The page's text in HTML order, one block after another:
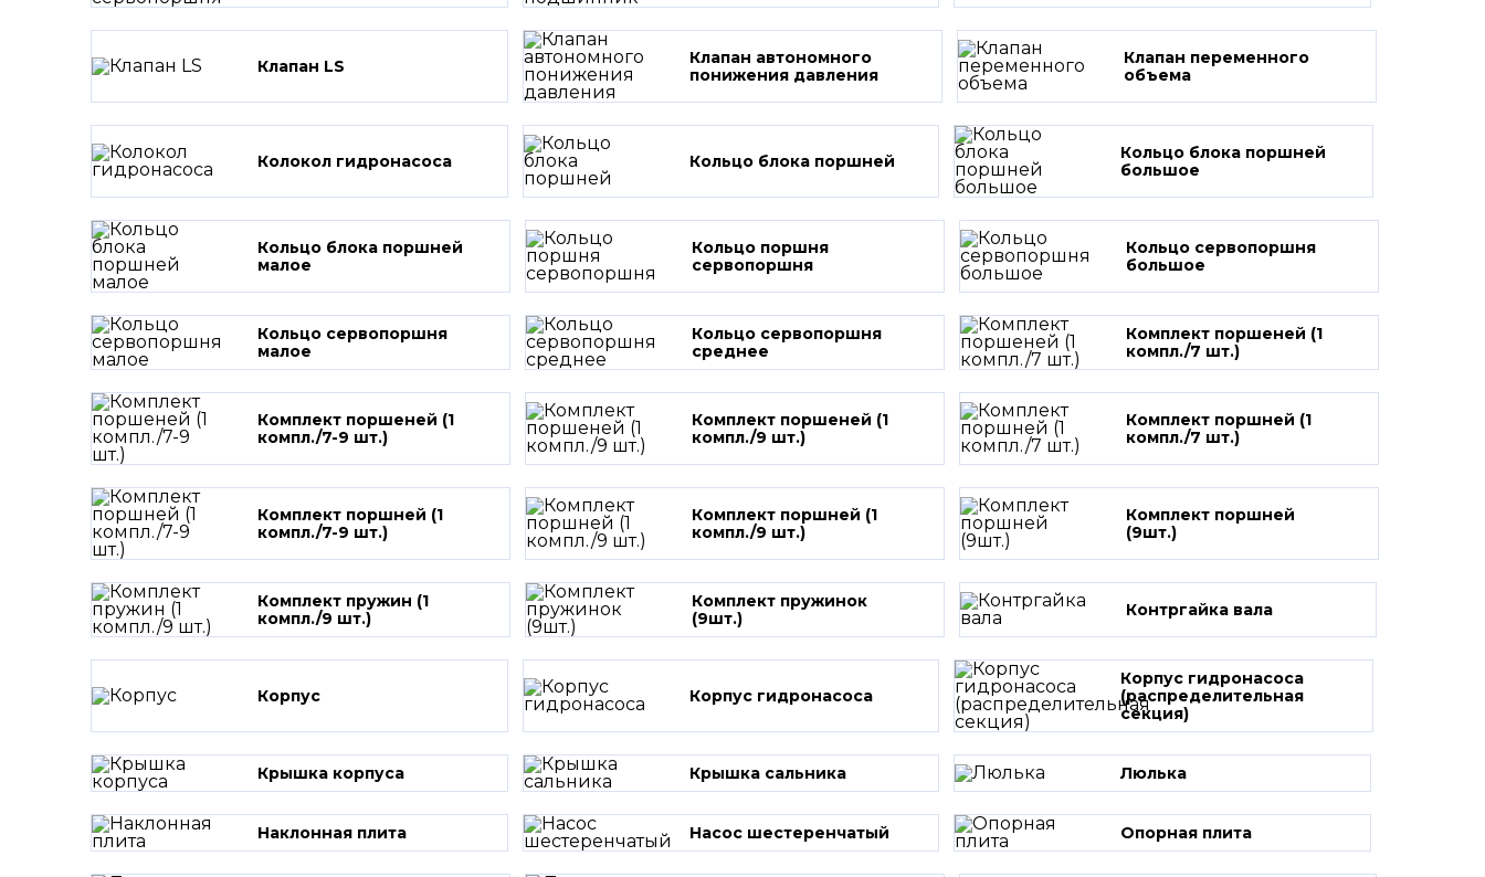
Клапан LS
Клапан автономного
понижения давления
Клапан переменного
объема
Колокол гидронасоса Кольцо блока поршней
Кольцо блока поршней
большое
Кольцо блока поршней
малое
Кольцо поршня
сервопоршня
Кольцо сервопоршня
большое
Кольцо сервопоршня
малое
Кольцо сервопоршня
среднее
Комплект поршеней (1
компл./7 шт.)
Комплект поршеней (1
компл./7-9 шт.)
Комплект поршеней (1
компл./9 шт.)
Комплект поршней (1
компл./7 шт.)
Комплект поршней (1
компл./7-9 шт.)
Комплект поршней (1
компл./9 шт.)
Комплект поршней
(9шт.)
Комплект пружин (1
компл./9 шт.)
Комплект пружинок
(9шт.)
Контргайка вала
Корпус Корпус гидронасоса
Корпус гидронасоса
(распределительная
секция)
Крышка корпуса Крышка сальника Люлька
Наклонная плита Насос шестеренчатый Опорная плита